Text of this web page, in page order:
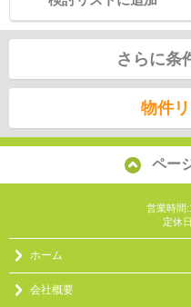
さらに条
物件
ペー
営業時間
定休
ホーム
会社概要